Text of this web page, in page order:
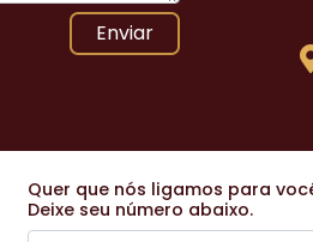
Enviar
Quer que nós ligamos para
Deixe seu número abaixo.